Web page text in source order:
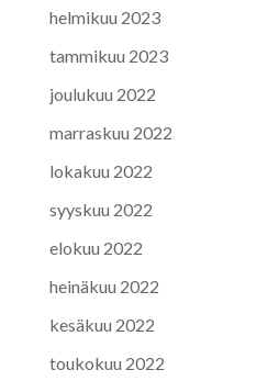
helmikuu 2023
tammikuu 2023
joulukuu 2022
marraskuu 2022
lokakuu 2022
syyskuu 2022
elokuu 2022
heinäkuu 2022
kesäkuu 2022
toukokuu 2022